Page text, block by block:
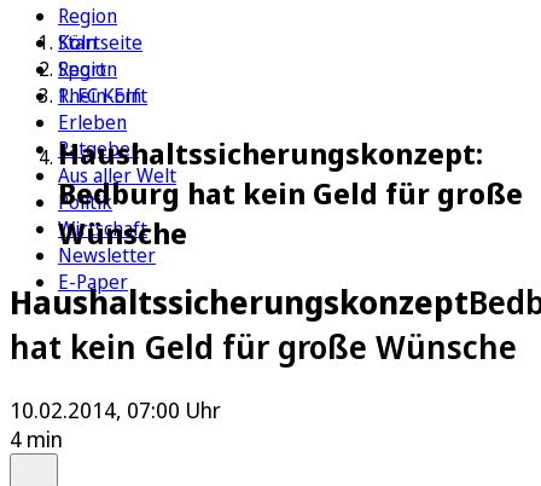
Region
Köln
Sport
1. FC Köln
Erleben
Ratgeber
Aus aller Welt
Politik
Wirtschaft
Newsletter
E-Paper
Startseite
Region
Rhein-Erft
Haushaltssicherungskonzept:
Bedburg hat kein Geld für große
Wünsche
Haushaltssicherungskonzept
hat kein Geld für große Wünsche
10.02.2014, 07:00 Uhr
4 min